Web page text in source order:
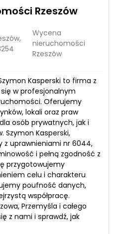
Rzeszów
Wycena
nieruchomości
Rzeszów
Kasperski to firma z
w profesjonalnym
Oferujemy
lokali oraz praw
osób prywatnych, jak i
Szymon Kasperski,
z uprawnieniami nr 6044,
i pełną zgodność z
przygotowujemy
celu i charakteru
poufność danych,
współpracę.
Przemyśla i całego
z nami i sprawdź, jak